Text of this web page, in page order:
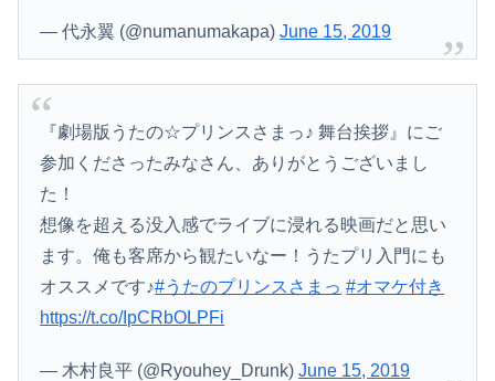
— 代永翼 (@numanumakapa)June 15, 2019
『劇場版うたの☆プリンスさまっ♪ 舞台挨拶』にご
参加くださったみなさん、ありがとうございまし
た！
想像を超える没入感でライブに浸れる映画だと思い
ます。俺も客席から観たいなー！うたプリ入門にも
オススメです♪#うたのプリンスさまっ #オマケ付き
https://t.co/IpCRbOLPFi
— 木村良平 (@Ryouhey_Drunk)June 15, 2019